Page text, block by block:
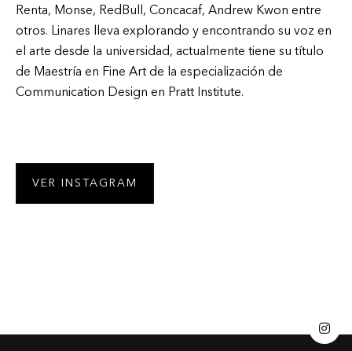
Renta, Monse, RedBull, Concacaf, Andrew Kwon entre
otros. Linares lleva explorando y encontrando su voz en
el arte desde la universidad, actualmente tiene su título
de Maestría en Fine Art de la especialización de
Communication Design en Pratt Institute.
VER INSTAGRAM